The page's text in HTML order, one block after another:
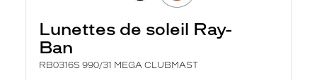
Lunettes de soleil Ray-
Ban
RB0316S 990/31 MEGA CLUBMAST